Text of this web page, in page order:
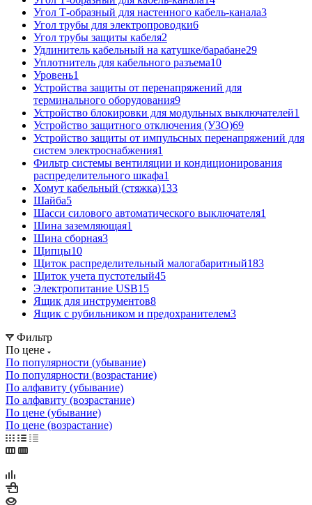
Угол Т-образный для настенного кабель-канала3
Угол трубы для электропроводки6
Угол трубы защиты кабеля2
Удлинитель кабельный на катушке/барабане29
Уплотнитель для кабельного разъема10
Уровень1
Устройства защиты от перенапряжений для
терминального оборудования9
Устройство блокировки для модульных выключателей1
Устройство защитного отключения (УЗО)69
Устройство защиты от импульсных перенапряжений для
систем электроснабжения1
Фильтр системы вентиляции и кондиционирования
распределительного шкафа1
Хомут кабельный (стяжка)133
Шайба5
Шасси силового автоматического выключателя1
Шина заземляющая1
Шина сборная3
Щипцы10
Щиток распределительный малогабаритный183
Щиток учета пустотелый45
Электропитание USB15
Ящик для инструментов8
Ящик с рубильником и предохранителем3
Фильтр
По цене
По популярности (убывание)
По популярности (возрастание)
По алфавиту (убывание)
По алфавиту (возрастание)
По цене (убывание)
По цене (возрастание)